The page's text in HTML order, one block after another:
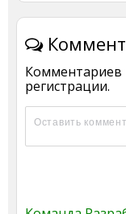
Комментариев
регистрации.